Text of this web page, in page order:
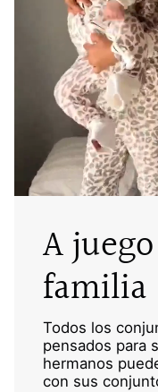
A
familia
Todos los
pensados para
hermanos
con sus